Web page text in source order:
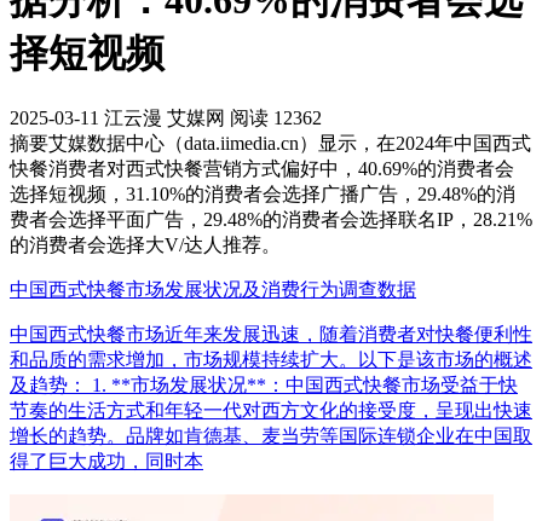
择短视频
2025-03-11 江云漫 艾媒网 阅读 12362
摘要艾媒数据中心（data.iimedia.cn）显示，在2024年中国西式
快餐消费者对西式快餐营销方式偏好中，40.69%的消费者会
选择短视频，31.10%的消费者会选择广播广告，29.48%的消
费者会选择平面广告，29.48%的消费者会选择联名IP，28.21%
的消费者会选择大V/达人推荐。
中国西式快餐市场发展状况及消费行为调查数据
中国西式快餐市场近年来发展迅速，随着消费者对快餐便利性
和品质的需求增加，市场规模持续扩大。以下是该市场的概述
及趋势： 1. **市场发展状况**：中国西式快餐市场受益于快
节奏的生活方式和年轻一代对西方文化的接受度，呈现出快速
增长的趋势。品牌如肯德基、麦当劳等国际连锁企业在中国取
得了巨大成功，同时本